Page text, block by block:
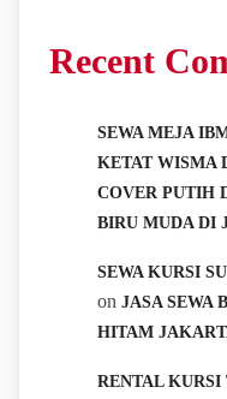
Recent
SEWA MEJA
KETAT WISMA
COVER PUTIH
BIRU MUDA DI
SEWA KURSI
on JASA SEWA
HITAM
RENTAL KURSI